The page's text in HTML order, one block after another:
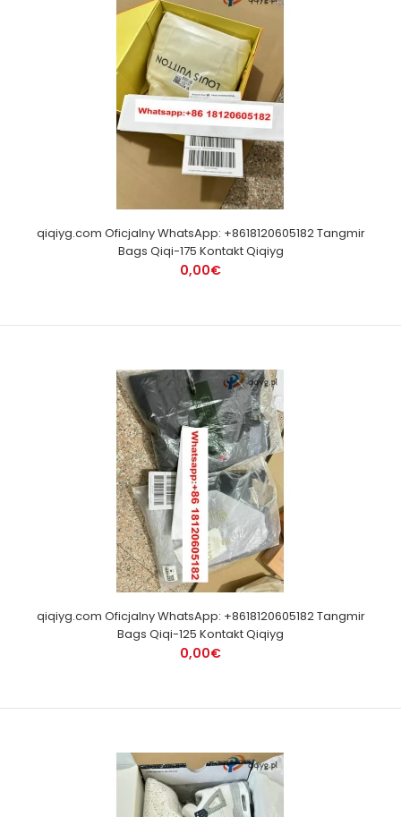
qiqiyg.com Oficjalny WhatsApp: +8618120605182 Tangmir
Bags Qiqi-175 Kontakt Qiqiyg
0,00€
qiqiyg.com Oficjalny WhatsApp: +8618120605182 Tangmir
Bags Qiqi-125 Kontakt Qiqiyg
0,00€